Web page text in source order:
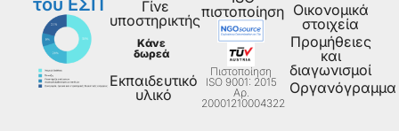
του ΕΣΠ
Γίνε
υποστηρικτής
Κάνε
δωρεά
Εκπαιδευτικό
υλικό
πιστοποίηση
Πιστοποίηση
ISO 9001: 2015
Aρ.
20001210004322
Οικονομικά
στοιχεία
Προμήθειες
και
διαγωνισμοί
Οργανόγραμμα